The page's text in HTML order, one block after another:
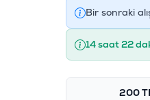
Bir sonraki
14 saat 22
200